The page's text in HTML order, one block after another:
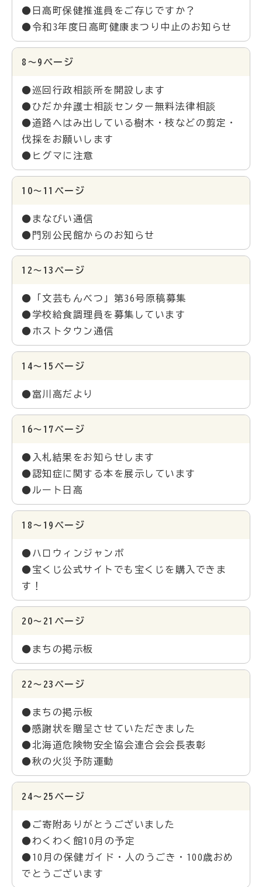
●日高町保健推進員をご存じですか？
●令和3年度日高町健康まつり中止のお知らせ
8～9ページ
●巡回行政相談所を開設します
●ひだか弁護士相談センター無料法律相談
●道路へはみ出している樹木・枝などの剪定・
伐採をお願いします
●ヒグマに注意
10～11ページ
●まなびい通信
●門別公民館からのお知らせ
12～13ページ
●「文芸もんべつ」第36号原稿募集
●学校給食調理員を募集しています
●ホストタウン通信
14～15ページ
●富川高だより
16～17ページ
●入札結果をお知らせします
●認知症に関する本を展示しています
●ルート日高
18～19ページ
●ハロウィンジャンボ
●宝くじ公式サイトでも宝くじを購入できま
す！
20～21ページ
●まちの掲示板
22～23ページ
●まちの掲示板
●感謝状を贈呈させていただきました
●北海道危険物安全協会連合会会長表彰
●秋の火災予防運動
24～25ページ
●ご寄附ありがとうございました
●わくわく館10月の予定
●10月の保健ガイド・人のうごき・100歳おめ
でとうございます